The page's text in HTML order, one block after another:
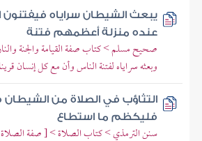
يبعث الشيطان سراياه
عنده منزلة أعظمهم فتنة
صحيح مسلم > كتاب صفة القيامة والجنة
وبعثه سراياه لفتنة الناس وأن مع كل إنسان قرينا
التثاؤب في الصلاة من الشيطان
فليكظم ما استطاع
سنن الترمذي > كتاب الصلاة > [ صفة